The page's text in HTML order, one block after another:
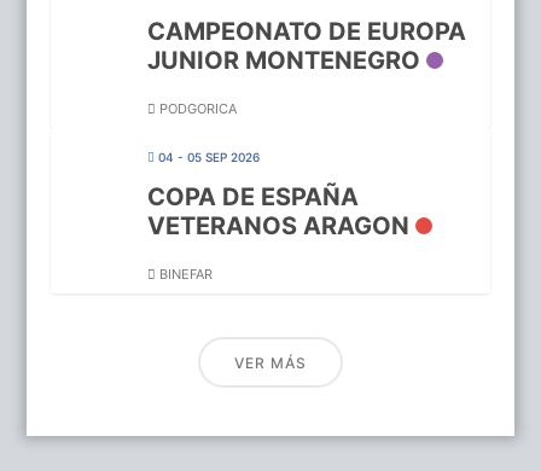
CAMPEONATO DE EUROPA
JUNIOR MONTENEGRO
PODGORICA
04 - 05 SEP 2026
COPA DE ESPAÑA
VETERANOS ARAGON
BINEFAR
VER MÁS